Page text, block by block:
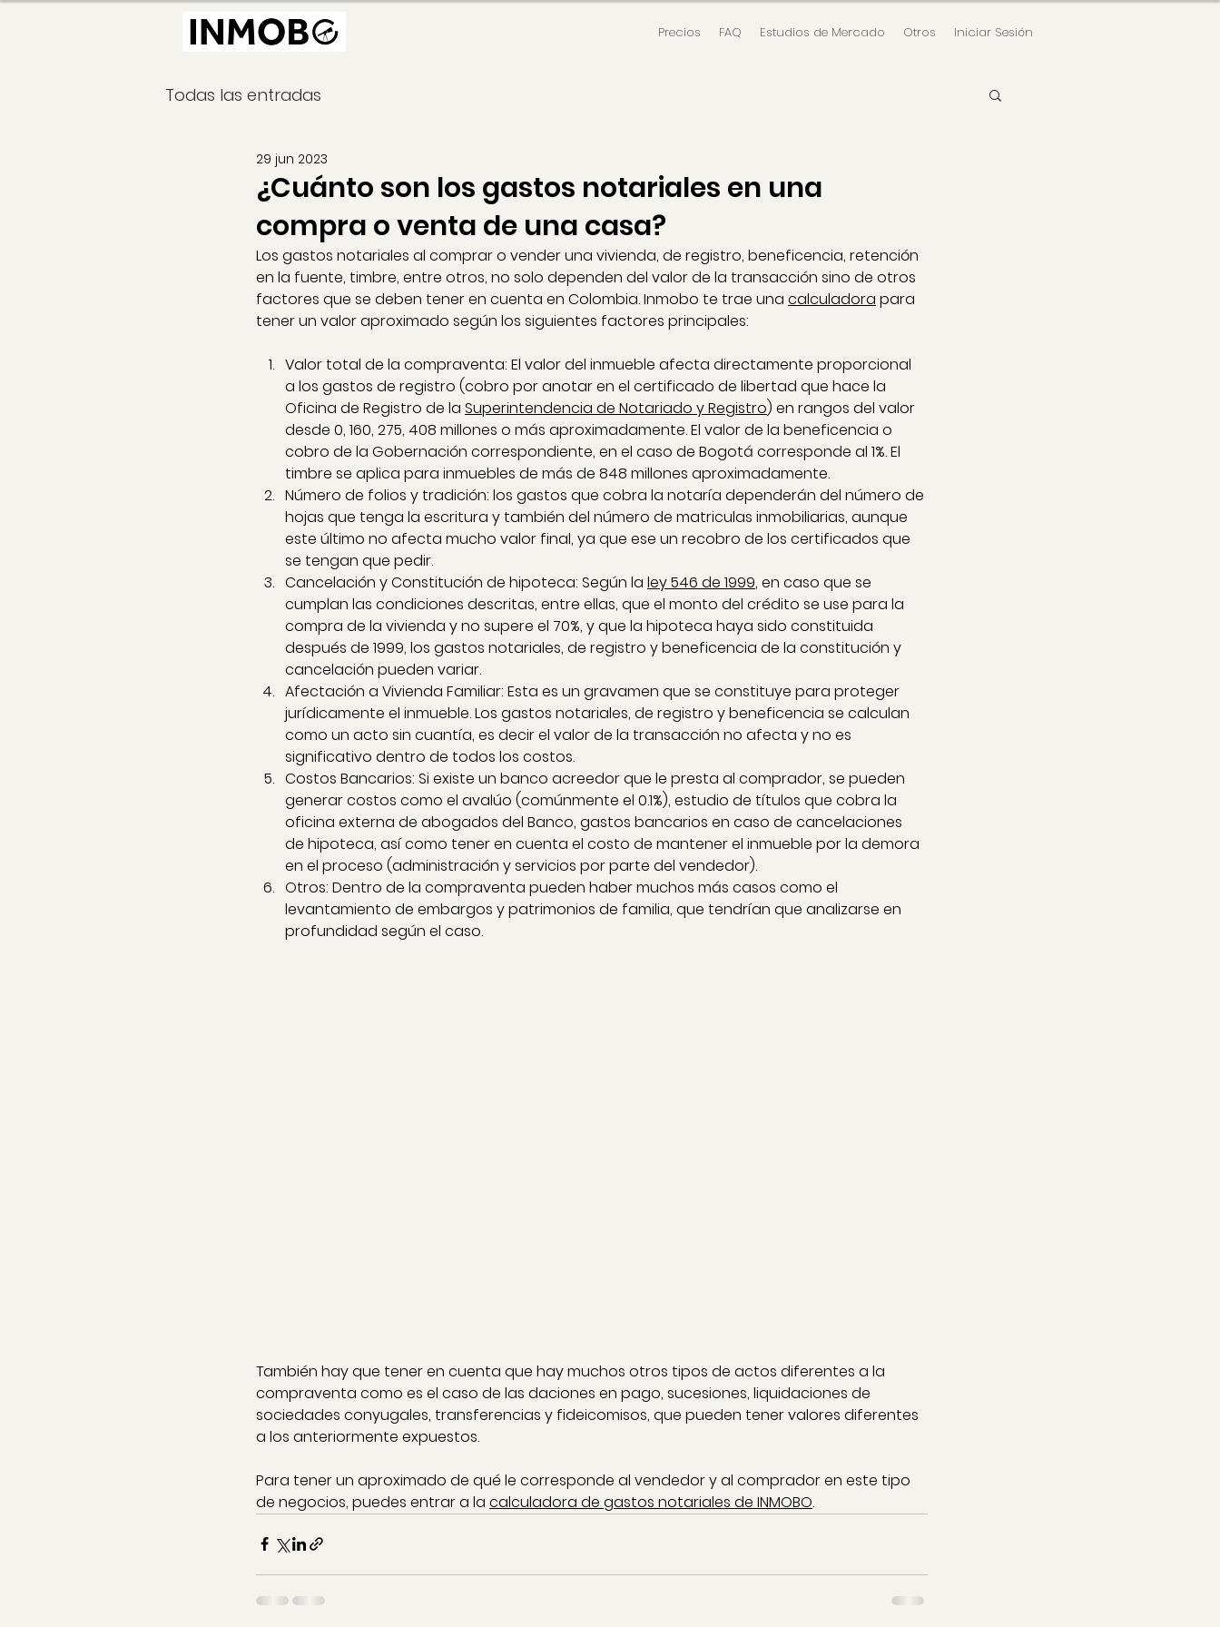
Precios FAQ Estudios de Mercado Otros Iniciar Sesión
Todas las entradas
¿Cuánto son los gastos notariales en una
compra o venta de una casa?
29 jun 2023
Los gastos notariales al comprar o vender una vivienda, de registro, beneficencia, retención
en la fuente, timbre, entre otros, no solo dependen del valor de la transacción sino de otros
factores que se deben tener en cuenta en Colombia. Inmobo te trae una calculadora para
tener un valor aproximado según los siguientes factores principales:
Valor total de la compraventa: El valor del inmueble afecta directamente proporcional
a los gastos de registro (cobro por anotar en el certificado de libertad que hace la
Oficina de Registro de la Superintendencia de Notariado y Registro) en rangos del valor
desde 0, 160, 275, 408 millones o más aproximadamente. El valor de la beneficencia o
cobro de la Gobernación correspondiente, en el caso de Bogotá corresponde al 1%. El
timbre se aplica para inmuebles de más de 848 millones aproximadamente.
Número de folios y tradición: los gastos que cobra la notaría dependerán del número de
hojas que tenga la escritura y también del número de matriculas inmobiliarias, aunque
este último no afecta mucho valor final, ya que ese un recobro de los certificados que
se tengan que pedir.
Cancelación y Constitución de hipoteca: Según la ley 546 de 1999, en caso que se
cumplan las condiciones descritas, entre ellas, que el monto del crédito se use para la
compra de la vivienda y no supere el 70%, y que la hipoteca haya sido constituida
después de 1999, los gastos notariales, de registro y beneficencia de la constitución y
cancelación pueden variar.
Afectación a Vivienda Familiar: Esta es un gravamen que se constituye para proteger
jurídicamente el inmueble. Los gastos notariales, de registro y beneficencia se calculan
como un acto sin cuantía, es decir el valor de la transacción no afecta y no es
significativo dentro de todos los costos.
Costos Bancarios: Si existe un banco acreedor que le presta al comprador, se pueden
generar costos como el avalúo (comúnmente el 0.1%), estudio de títulos que cobra la
oficina externa de abogados del Banco, gastos bancarios en caso de cancelaciones
de hipoteca, así como tener en cuenta el costo de mantener el inmueble por la demora
en el proceso (administración y servicios por parte del vendedor).
Otros: Dentro de la compraventa pueden haber muchos más casos como el
levantamiento de embargos y patrimonios de familia, que tendrían que analizarse en
profundidad según el caso.
También hay que tener en cuenta que hay muchos otros tipos de actos diferentes a la
compraventa como es el caso de las daciones en pago, sucesiones, liquidaciones de
sociedades conyugales, transferencias y fideicomisos, que pueden tener valores diferentes
a los anteriormente expuestos.
Para tener un aproximado de qué le corresponde al vendedor y al comprador en este tipo
de negocios, puedes entrar a la calculadora de gastos notariales de INMOBO.